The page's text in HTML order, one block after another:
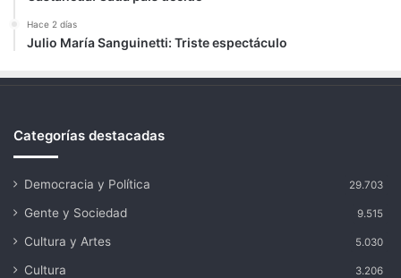
Hace 2 días
Julio María Sanguinetti: Triste espectáculo
Categorías destacadas
Democracia y Política 29.703
Gente y Sociedad 9.515
Cultura y Artes 5.030
Cultura 3.206